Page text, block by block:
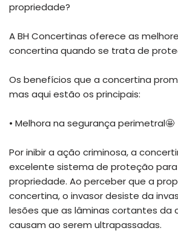
propriedade?
A BH Concertinas oferece as
concertina quando se trata de
Os benefícios que a concertina
mas aqui estão os principais:
• Melhora na segurança perimetral🤩
Por inibir a ação criminosa, a
excelente sistema de proteção
propriedade. Ao perceber que a
concertina, o invasor desiste da
lesões que as lâminas cortantes da
causam ao serem ultrapassadas.